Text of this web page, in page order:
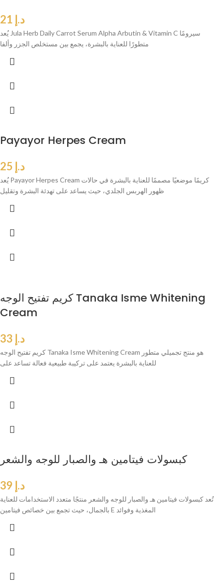
د.إ
يُعد Jula Herb Daily Carrot Serum Alpha Arbutin & Vitamin C سيرومًا
متطورًا للعناية بالبشرة، يجمع بين مستخلص الجزر وألفا
Payayor Herpes Cream
د.إ
يُعد Payayor Herpes Cream كريمًا موضعيًا مصممًا للعناية بالبشرة في حالات
ظهور الهربس الجلدي، حيث يساعد على تهدئة البشرة وتقليل
كريم تفتيح الوجه Tanaka Isme Whitening
Cream
د.إ
كريم تفتيح الوجه Tanaka Isme Whitening Cream هو منتج تجميلي متطور
للعناية بالبشرة يعتمد على تركيبة طبيعية فعالة تساعد على
كبسولات فيتامين هـ والصبار للوجه والشعر
د.إ
تُعد كبسولات فيتامين هـ والصبار للوجه والشعر منتجًا متعدد الاستخدامات للعناية
بالجمال، حيث تجمع بين خصائص فيتامين E المغذية وفوائد